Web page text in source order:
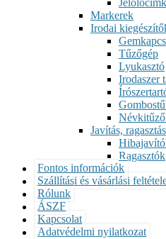
Markerek
Irodai
Tűzőgép
Lyukasztó
Irodaszer
Javítás, ragasztás
Ragasztók
Fontos információk
Szállítási és vásárlási
Rólunk
ÁSZF
Kapcsolat
Adatvédelmi nyilatkozat